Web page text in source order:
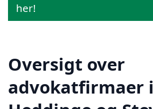
her!
Oversigt over
advokatfirmaer